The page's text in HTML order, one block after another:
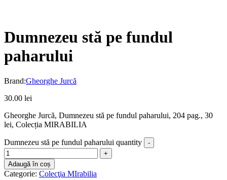
Dumnezeu stă pe fundul
paharului
Brand:Gheorghe Jurcă
30.00 lei
Gheorghe Jurcă, Dumnezeu stă pe fundul paharului, 204 pag., 30
lei, Colecția MIRABILIA
Dumnezeu stă pe fundul paharului quantity
Adaugă în coș
Categorie: Colecţia MIrabilia